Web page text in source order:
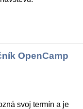
OpenCamp
svoj termín a je